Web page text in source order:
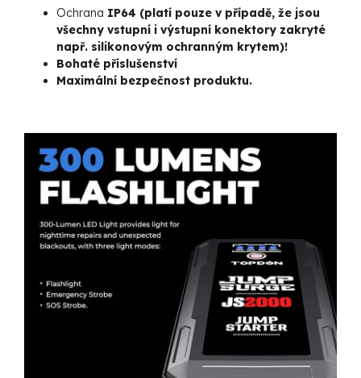
Ochrana IP64 (platí pouze v případě, že jsou
všechny vstupní i výstupní konektory zakryté
např. silikonovým ochranným krytem)!
Bohaté příslušenství
Maximální bezpečnost produktu.